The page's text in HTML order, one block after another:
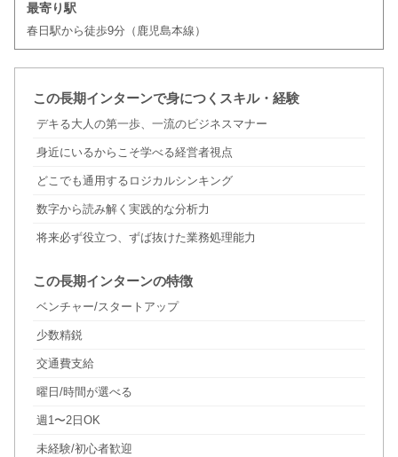
最寄り駅
春日駅から徒歩9分（鹿児島本線）
この長期インターンで身につくスキル・経験
デキる大人の第一歩、一流のビジネスマナー
身近にいるからこそ学べる経営者視点
どこでも通用するロジカルシンキング
数字から読み解く実践的な分析力
将来必ず役立つ、ずば抜けた業務処理能力
この長期インターンの特徴
ベンチャー/スタートアップ
少数精鋭
交通費支給
曜日/時間が選べる
週1〜2日OK
未経験/初心者歓迎